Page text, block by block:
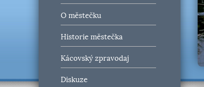
O městečku
Historie městečka
Kácovský zpravodaj
Diskuze